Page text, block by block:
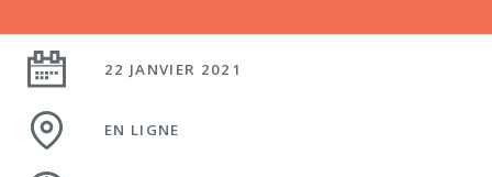
22 JANVIER 2021
EN LIGNE